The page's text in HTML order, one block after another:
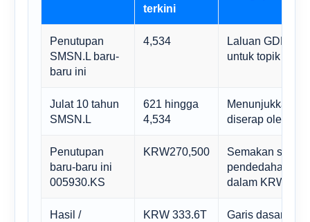
terkini
Penutupan
SMSN.L baru-
baru ini
4,534
Laluan GDR
untuk topik
Julat 10 tahun
SMSN.L
621 hingga
4,534
Menunjukkan
diserap oleh
Penutupan
baru-baru ini
005930.KS
KRW270,500
Semakan
pendedahan
dalam KRW.
Hasil /
KRW 333.6T
Garis dasar